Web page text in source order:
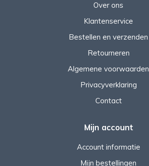
Over ons
Klantenservice
Bestellen en verzenden
Retourneren
Algemene voorwaarden
Privacyverklaring
Contact
Mijn account
Account informatie
Mijn bestellingen